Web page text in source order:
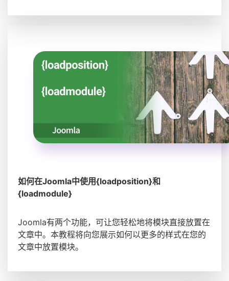
如何在Joomla中使用{loadposition}和
{loadmodule}
Joomla有两个功能，可让您轻松地将模块直接放置在
文章中。本教程将向您展示如何以更多的样式在您的
文章中放置模块。